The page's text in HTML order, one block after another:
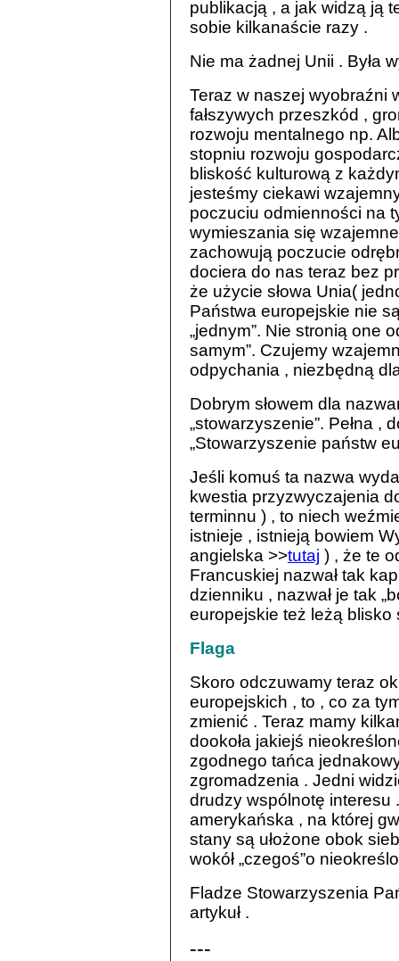
publikacją , a jak widzą ją
sobie kilkanaście razy .
Nie ma żadnej Unii . Była
Teraz w naszej wyobraźni
fałszywych przeszkód ,
rozwoju mentalnego np.
stopniu rozwoju
bliskość kulturową z
jesteśmy ciekawi
poczuciu odmienności na
wymieszania się
zachowują poczucie
dociera do nas teraz bez
że użycie słowa Unia(
Państwa europejskie nie
„jednym”. Nie stronią one
samym”. Czujemy
odpychania , niezbędną
Dobrym słowem dla
„stowarzyszenie”. Pełna ,
„Stowarzyszenie państw
Jeśli komuś ta nazwa
kwestia przyzwyczajenia
terminnu ) , to niech
istnieje , istnieją bowiem
angielska >>tutaj ) , że te
Francuskiej nazwał tak
dzienniku , nazwał je tak
europejskie też leżą blisko
Flaga
Skoro odczuwamy teraz
europejskich , to , co za
zmienić . Teraz mamy
dookoła jakiejś
zgodnego tańca
zgromadzenia . Jedni
drudzy wspólnotę interesu
amerykańska , na której
stany są ułożone obok
wokół „czegoś”o
Fladze Stowarzyszenia
artykuł .
---